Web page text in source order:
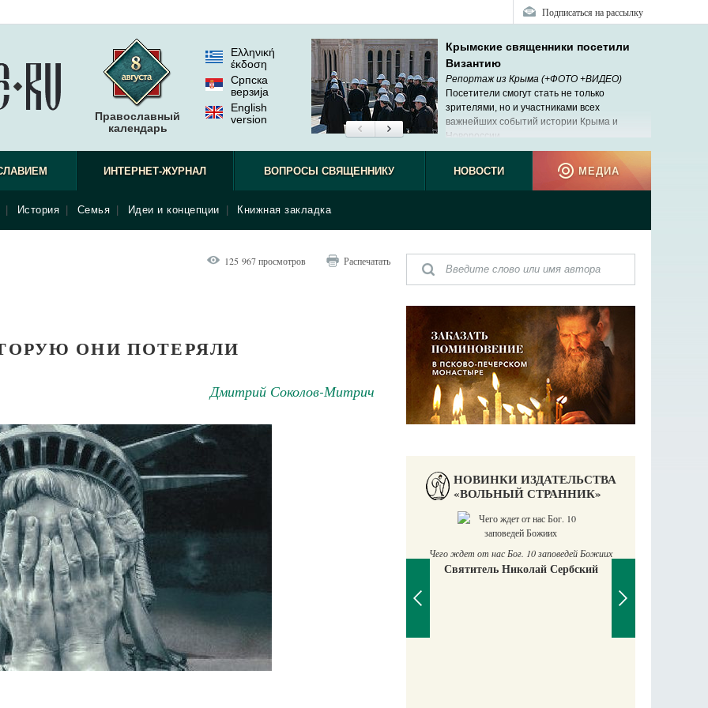
Подписаться на рассылку
Православный
календарь
Ελληνική
έκδοση
Српска
верзиjа
English
version
Крымские священники посетили
Византию
Репортаж из Крыма (+ФОТО +ВИДЕО)
Посетители смогут стать не только
зрителями, но и участниками всех
важнейших событий истории Крыма и
Новороссии.
ИНТЕРНЕТ-ЖУРНАЛ
История Семья Идеи и концепции Книжная закладка
ВОПРОСЫ СВЯЩЕННИКУ НОВОСТИ МЕДИА
125 967 просмотров Распечатать
ОНИ ПОТЕРЯЛИ
Дмитрий Соколов-Митрич
НОВИНКИ ИЗДАТЕЛЬСТВА
«ВОЛЬНЫЙ СТРАННИК»
Чего ждет от нас Бог. 10 заповедей Божиих
Святитель Николай Сербский